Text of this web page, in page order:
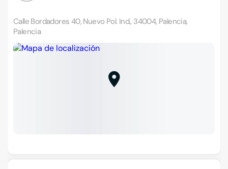
Calle Bordadores 40, Nuevo Pol. Ind., 34004, Palencia,
Palencia